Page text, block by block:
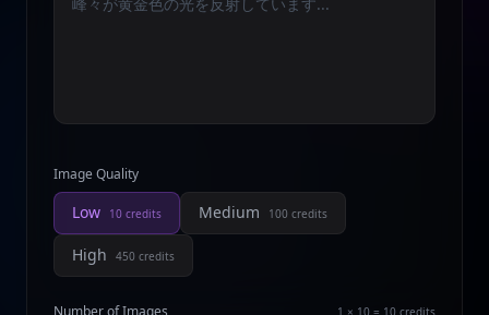
Image Quality
Low 10 credits Medium 100 credits
High 450 credits
Number of Images 1 × 10 = 10 credits